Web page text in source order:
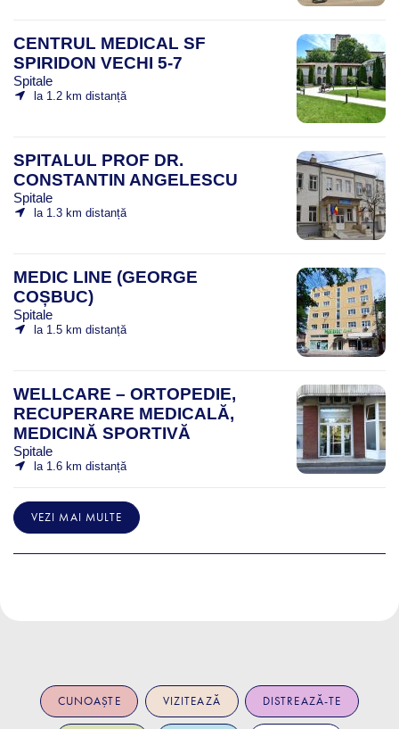
CENTRUL MEDICAL SF
SPIRIDON VECHI 5-7
Spitale
la 1.2 km distanță
SPITALUL PROF DR.
CONSTANTIN ANGELESCU
Spitale
la 1.3 km distanță
MEDIC LINE (GEORGE
COȘBUC)
Spitale
la 1.5 km distanță
WELLCARE – ORTOPEDIE,
RECUPERARE MEDICALĂ,
MEDICINĂ SPORTIVĂ
Spitale
la 1.6 km distanță
VEZI MAI MULTE
CUNOAȘTE VIZITEAZĂ DISTREAZĂ-TE